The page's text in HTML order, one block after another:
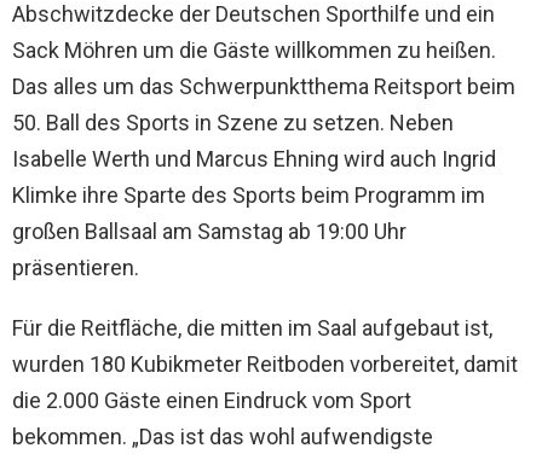
Abschwitzdecke der Deutschen Sporthilfe und ein
Sack Möhren um die Gäste willkommen zu heißen.
Das alles um das Schwerpunktthema Reitsport beim
50. Ball des Sports in Szene zu setzen. Neben
Isabelle Werth und Marcus Ehning wird auch Ingrid
Klimke ihre Sparte des Sports beim Programm im
großen Ballsaal am Samstag ab 19:00 Uhr
präsentieren.
Für die Reitfläche, die mitten im Saal aufgebaut ist,
wurden 180 Kubikmeter Reitboden vorbereitet, damit
die 2.000 Gäste einen Eindruck vom Sport
bekommen. „Das ist das wohl aufwendigste